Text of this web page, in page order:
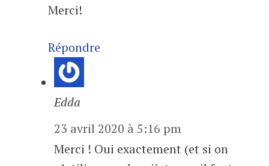
Merci!
Répondre
Edda
23 avril 2020 à 5:16 pm
Merci ! Oui exactement (et si on